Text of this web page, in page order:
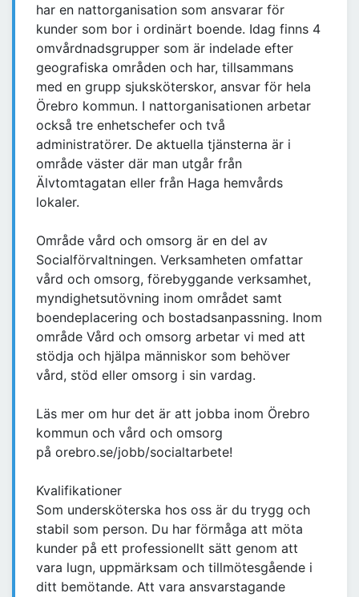
har en nattorganisation som ansvarar för
kunder som bor i ordinärt boende. Idag finns 4
omvårdnadsgrupper som är indelade efter
geografiska områden och har, tillsammans
med en grupp sjuksköterskor, ansvar för hela
Örebro kommun. I nattorganisationen arbetar
också tre enhetschefer och två
administratörer. De aktuella tjänsterna är i
område väster där man utgår från
Älvtomtagatan eller från Haga hemvårds
lokaler.
Område vård och omsorg är en del av
Socialförvaltningen. Verksamheten omfattar
vård och omsorg, förebyggande verksamhet,
myndighetsutövning inom området samt
boendeplacering och bostadsanpassning. Inom
område Vård och omsorg arbetar vi med att
stödja och hjälpa människor som behöver
vård, stöd eller omsorg i sin vardag.
Läs mer om hur det är att jobba inom Örebro
kommun och vård och omsorg
på orebro.se/jobb/socialtarbete!
Kvalifikationer
Som undersköterska hos oss är du trygg och
stabil som person. Du har förmåga att möta
kunder på ett professionellt sätt genom att
vara lugn, uppmärksam och tillmötesgående i
ditt bemötande. Att vara ansvarstagande